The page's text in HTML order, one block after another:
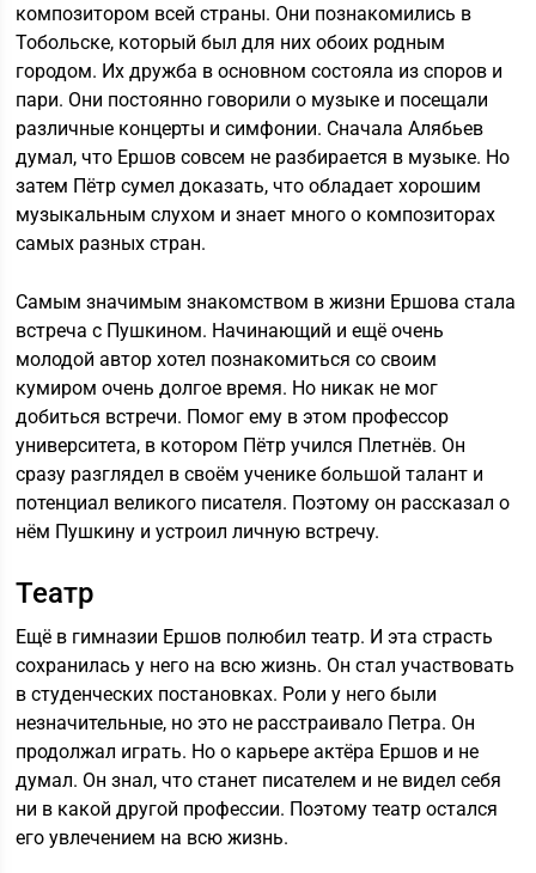
композитором всей страны. Они познакомились в
Тобольске, который был для них обоих родным
городом. Их дружба в основном состояла из споров и
пари. Они постоянно говорили о музыке и посещали
различные концерты и симфонии. Сначала Алябьев
думал, что Ершов совсем не разбирается в музыке. Но
затем Пётр сумел доказать, что обладает хорошим
музыкальным слухом и знает много о композиторах
самых разных стран.
Самым значимым знакомством в жизни Ершова стала
встреча с Пушкином. Начинающий и ещё очень
молодой автор хотел познакомиться со своим
кумиром очень долгое время. Но никак не мог
добиться встречи. Помог ему в этом профессор
университета, в котором Пётр учился Плетнёв. Он
сразу разглядел в своём ученике большой талант и
потенциал великого писателя. Поэтому он рассказал о
нём Пушкину и устроил личную встречу.
Театр
Ещё в гимназии Ершов полюбил театр. И эта страсть
сохранилась у него на всю жизнь. Он стал участвовать
в студенческих постановках. Роли у него были
незначительные, но это не расстраивало Петра. Он
продолжал играть. Но о карьере актёра Ершов и не
думал. Он знал, что станет писателем и не видел себя
ни в какой другой профессии. Поэтому театр остался
его увлечением на всю жизнь.